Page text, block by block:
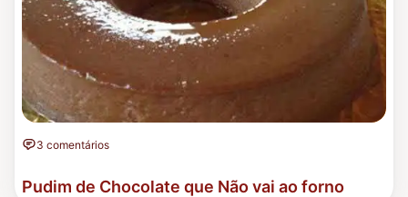
3 comentários
Pudim de Chocolate que Não vai ao forno